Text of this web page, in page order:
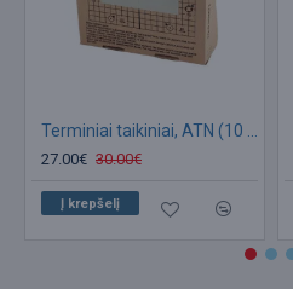
27.00€ 30.00€
Į krepšelį